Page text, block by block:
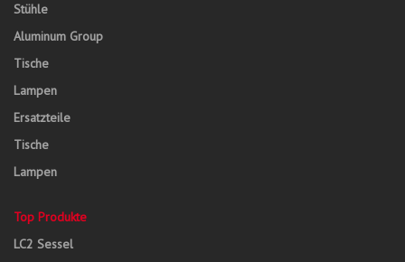
Stühle
Aluminum Group
Tische
Lampen
Ersatzteile
Tische
Lampen
Top Produkte
LC2 Sessel